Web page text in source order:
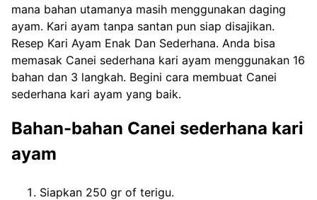
mana bahan utamanya masih menggunakan daging
ayam. Kari ayam tanpa santan pun siap disajikan.
Resep Kari Ayam Enak Dan Sederhana. Anda bisa
memasak Canei sederhana kari ayam menggunakan 16
bahan dan 3 langkah. Begini cara membuat Canei
sederhana kari ayam yang baik.
Bahan-bahan Canei sederhana kari
ayam
Siapkan 250 gr of terigu.